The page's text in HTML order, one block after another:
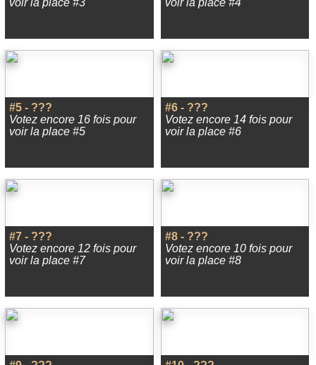
voir la place #3 voir la place #4
#5 - ???
Votez encore 16 fois pour
voir la place #5
#6 - ???
Votez encore 14 fois pour
voir la place #6
#7 - ???
Votez encore 12 fois pour
voir la place #7
#8 - ???
Votez encore 10 fois pour
voir la place #8